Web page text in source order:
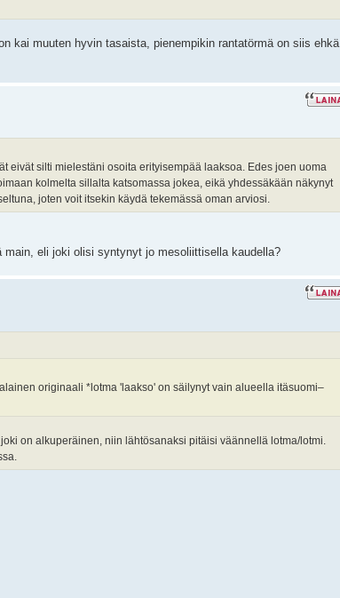
kai muuten hyvin tasaista, pienempikin rantatörmä on siis ehkä
eivät silti mielestäni osoita erityisempää laaksoa. Edes joen uoma
kolmelta sillalta katsomassa jokea, eikä yhdessäkään näkynyt
joten voit itsekin käydä tekemässä oman arviosi.
main, eli joki olisi syntynyt jo mesoliittisella kaudella?
originaali *lotma 'laakso' on säilynyt vain alueella itäsuomi–
on alkuperäinen, niin lähtösanaksi pitäisi väännellä lotma/lotmi.